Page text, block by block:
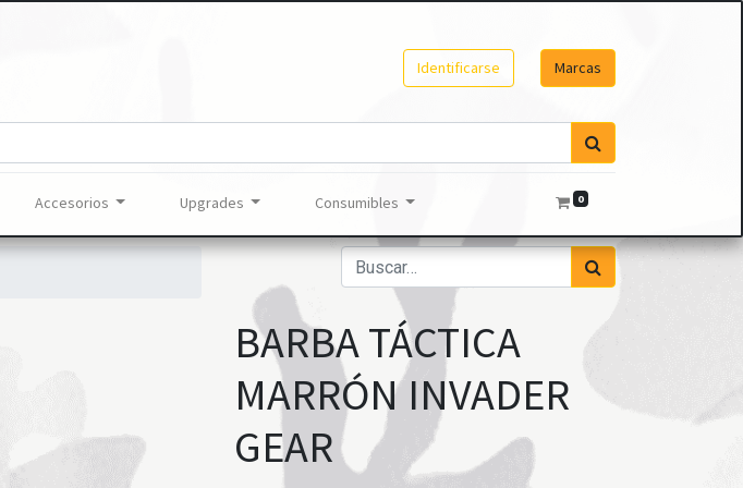
Identificarse Marcas
Accesorios Upgrades Consumibles 0
BARBA TÁCTICA
MARRÓN INVADER
GEAR